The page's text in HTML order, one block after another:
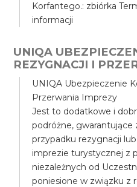
Korfantego.: zbiórka
informacji
UNIQA
REZYGNACJI I
UNIQA Ubezpieczenie
Przerwania Imprezy
Jest to dodatkowe i
podróżne,
przypadku rezygnacji
imprezie turystycznej z
niezależnych od
poniesione w związku z